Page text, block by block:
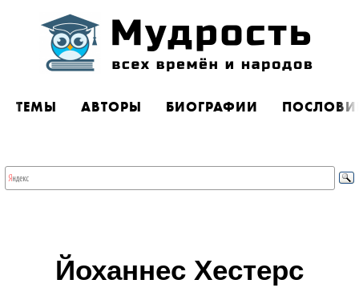
ТЕМЫ АВТОРЫ БИОГРАФИИ
Йоханнес Хестерс